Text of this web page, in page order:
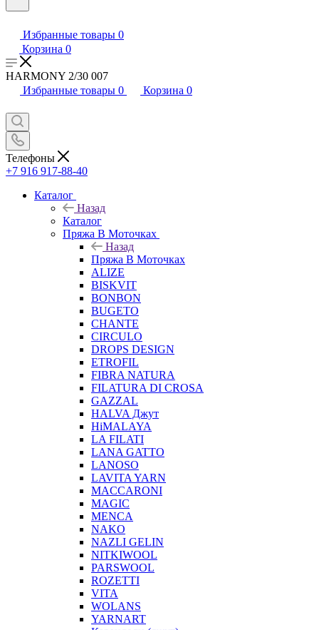
Избранные товары 0
Корзина 0
HARMONY 2/30 007
Избранные товары 0 Корзина 0
Телефоны
+7 916 917-88-40
Каталог
Назад
Каталог
Пряжа В Моточках
Назад
Пряжа В Моточках
ALIZE
BISKVIT
BONBON
BUGETO
CHANTE
CIRCULO
DROPS DESIGN
ETROFIL
FIBRA NATURA
FILATURA DI CROSA
GAZZAL
HALVA Джут
HiMALAYA
LA FILATI
LANA GATTO
LANOSO
LAVITA YARN
MACCARONI
MAGIC
MENCA
NAKO
NAZLI GELIN
NITKIWOOL
PARSWOOL
ROZETTI
VITA
WOLANS
YARNART